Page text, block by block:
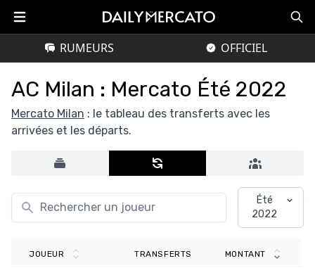
RUMEURS OFFICIEL
AC Milan : Mercato Été 2022
Mercato Milan : le tableau des transferts avec les
arrivées et les départs.
Été
2022
JOUEUR TRANSFERTS MONTANT